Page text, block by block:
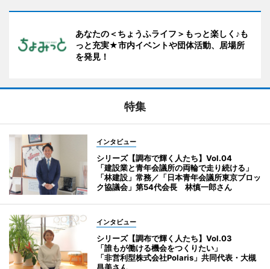
あなたの＜ちょうふライフ＞もっと楽しく♪も
っと充実★市内イベントや団体活動、居場所
を発見！
特集
インタビュー
シリーズ【調布で輝く人たち】Vol.04
「建設業と青年会議所の両輪で走り続ける」
「林建設」常務／「日本青年会議所東京ブロッ
ク協議会」第54代会長 林慎一郎さん
インタビュー
シリーズ【調布で輝く人たち】Vol.03
「誰もが働ける機会をつくりたい」
「非営利型株式会社Polaris」共同代表・大槻
昌美さん